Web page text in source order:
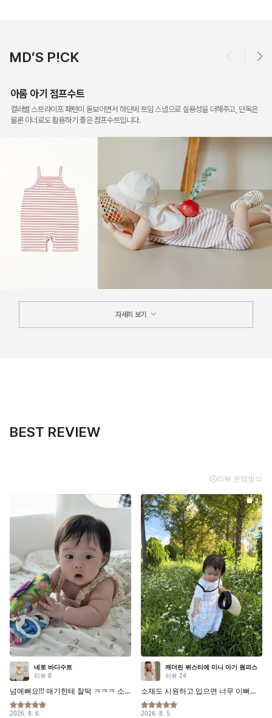
MD’S P!CK
아롬 아기 점프수트
컬러별 스트라이프 패턴이 돋보이면서 하단에 트임 스냅으로 실용성을 더해주고, 단독은
물론 이너로도 활용하기 좋은 점프수트입니다.
자세히 보기
BEST REVIEW